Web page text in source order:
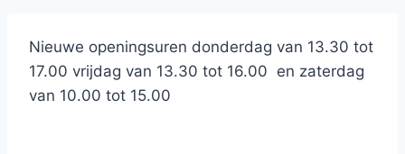
Nieuwe openingsuren donderdag van 13.30 tot
17.00 vrijdag van 13.30 tot 16.00 en zaterdag
van 10.00 tot 15.00